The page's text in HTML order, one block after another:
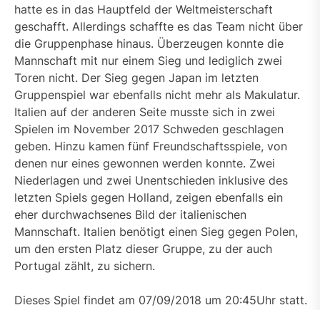
hatte es in das Hauptfeld der Weltmeisterschaft
geschafft. Allerdings schaffte es das Team nicht über
die Gruppenphase hinaus. Überzeugen konnte die
Mannschaft mit nur einem Sieg und lediglich zwei
Toren nicht. Der Sieg gegen Japan im letzten
Gruppenspiel war ebenfalls nicht mehr als Makulatur.
Italien auf der anderen Seite musste sich in zwei
Spielen im November 2017 Schweden geschlagen
geben. Hinzu kamen fünf Freundschaftsspiele, von
denen nur eines gewonnen werden konnte. Zwei
Niederlagen und zwei Unentschieden inklusive des
letzten Spiels gegen Holland, zeigen ebenfalls ein
eher durchwachsenes Bild der italienischen
Mannschaft. Italien benötigt einen Sieg gegen Polen,
um den ersten Platz dieser Gruppe, zu der auch
Portugal zählt, zu sichern.
Dieses Spiel findet am 07/09/2018 um 20:45Uhr statt.